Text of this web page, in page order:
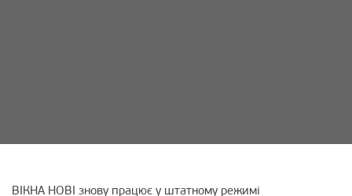
ВІКНА НОВІ знову працює у штатному режимі